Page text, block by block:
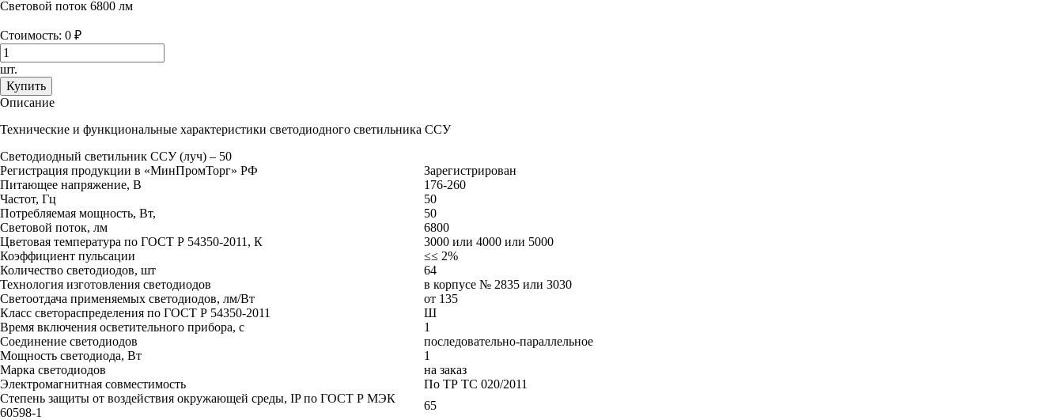
Световой поток 6800 лм
Стоимость: 0 ₽
шт.
Купить
Описание
Технические и функциональные характеристики светодиодного светильника ССУ
Светодиодный светильник ССУ (луч) – 50
Регистрация продукции в «МинПромТорг» РФ
Зарегистрирован
Питающее напряжение, В
176-260
Частот, Гц
50
Потребляемая мощность, Вт,
50
Световой поток, лм
6800
Цветовая температура по ГОСТ Р 54350-2011, К
3000 или 4000 или 5000
Коэффициент пульсации
≤≤ 2%
Количество светодиодов, шт
64
Технология изготовления светодиодов
в корпусе № 2835 или 3030
Светоотдача применяемых светодиодов, лм/Вт
от 135
Класс светораспределения по ГОСТ Р 54350-2011
Ш
Время включения осветительного прибора, с
1
Соединение светодиодов
последовательно-параллельное
Мощность светодиода, Вт
1
Марка светодиодов
на заказ
Электромагнитная совместимость
По ТР ТС 020/2011
Степень защиты от воздействия окружающей среды, IP по ГОСТ Р МЭК
60598-1
65